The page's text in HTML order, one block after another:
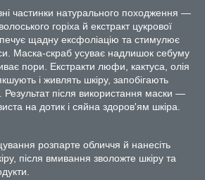
частинки натурального походження —
горіха й екстракт цукрової
щадну ексфоліацію та стимулює
Маска-скраб усуває надлишок себуму
пори. Екстракти люфи, кактуса, олія
і живлять шкіру, запобігають
Результат після використання маски —
на дотик і сяйна здоров'ям шкіра.
розпарте обличчя й нанесіть
після вмивання зволожте шкіру та